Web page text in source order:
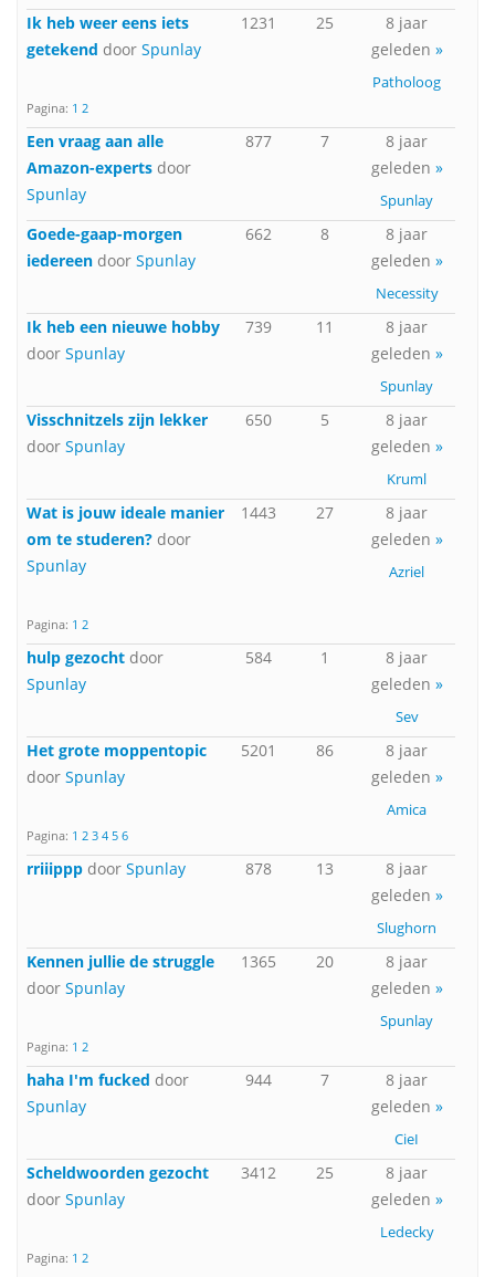
Ik heb weer eens iets
getekend door Spunlay
Pagina: 1 2
1231 25
8 jaar
geleden »
Patholoog
Een vraag aan alle
Amazon-experts door
Spunlay
877 7
8 jaar
geleden »
Spunlay
Goede-gaap-morgen
iedereen door Spunlay
662 8
8 jaar
geleden »
Necessity
Ik heb een nieuwe hobby
door Spunlay
739 11
8 jaar
geleden »
Spunlay
Visschnitzels zijn lekker
door Spunlay
650 5
8 jaar
geleden »
Kruml
Wat is jouw ideale manier
om te studeren? door
Spunlay
Pagina: 1 2
1443 27
8 jaar
geleden »
Azriel
hulp gezocht door
Spunlay
584 1
8 jaar
geleden »
Sev
Het grote moppentopic
door Spunlay
Pagina: 1 2 3 4 5 6
5201 86
8 jaar
geleden »
Amica
rriiippp door Spunlay 878 13
8 jaar
geleden »
Slughorn
Kennen jullie de struggle
door Spunlay
Pagina: 1 2
1365 20
8 jaar
geleden »
Spunlay
haha I'm fucked door
Spunlay
944 7
8 jaar
geleden »
CieI
Scheldwoorden gezocht
door Spunlay
Pagina: 1 2
3412 25
8 jaar
geleden »
Ledecky